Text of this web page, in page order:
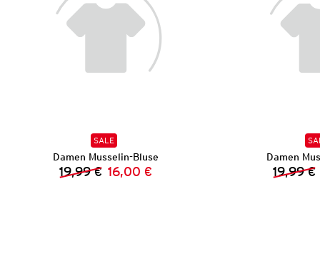
SALE
Damen Musselin-Bluse
Vorheriger Preis:
19,99 € Neuer Preis:
16,00 €
Damen
19,99 €